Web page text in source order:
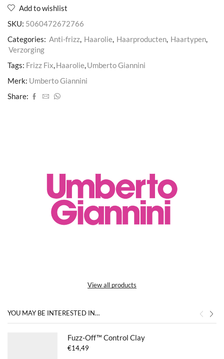
Add to wishlist
SKU: 5060472672766
Categories: Anti-frizz, Haarolie, Haarproducten, Haartypen,
Verzorging
Tags: Frizz Fix,Haarolie,Umberto Giannini
Merk: Umberto Giannini
Share:
View all products
YOU MAY BE INTERESTED IN…
Fuzz-Off™ Control Clay
€14,49